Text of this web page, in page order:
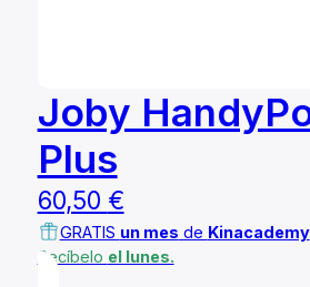
Joby
Plus
60,50 €
GRATIS un mes de Kinacademy
Recíbelo el lunes.